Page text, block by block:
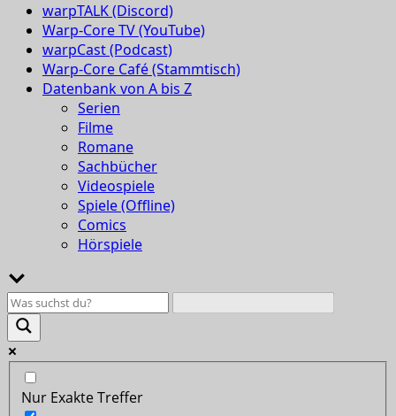
warpTALK (Discord)
Warp-Core TV (YouTube)
warpCast (Podcast)
Warp-Core Café (Stammtisch)
Datenbank von A bis Z
Serien
Filme
Romane
Sachbücher
Videospiele
Spiele (Offline)
Comics
Hörspiele
Nur Exakte Treffer